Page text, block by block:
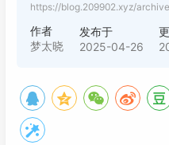
https://blog.209902.xyz/
作者
梦太晓
发布于
2025-04-26